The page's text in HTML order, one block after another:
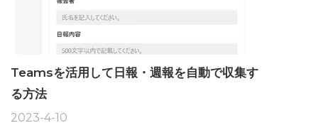
Teamsを活用して日報・週報を自動で収集す
る方法
2023-4-10